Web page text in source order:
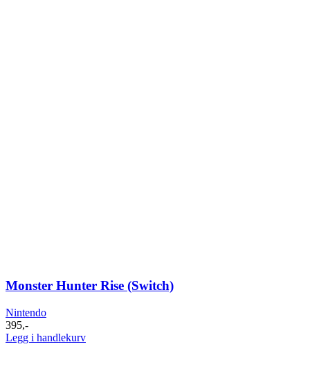
Monster Hunter Rise (Switch)
Nintendo
395,-
Legg i handlekurv